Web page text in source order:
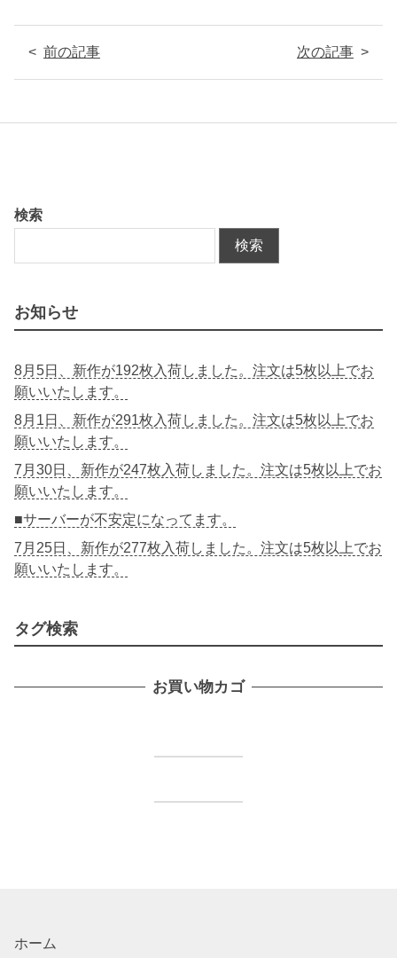
前の記事 次の記事
検索
検索
お知らせ
8月5日、新作が192枚入荷しました。注文は5枚以上でお
願いいたします。
8月1日、新作が291枚入荷しました。注文は5枚以上でお
願いいたします。
7月30日、新作が247枚入荷しました。注文は5枚以上でお
願いいたします。
■サーバーが不安定になってます。
7月25日、新作が277枚入荷しました。注文は5枚以上でお
願いいたします。
タグ検索
お買い物カゴ
ホーム